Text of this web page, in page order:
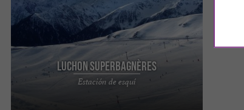
Luchon Superba­gnères
Estación de esquí
Superbagnères en Haute-Garonne, está situado
en el municipio de Saint-Aventin y es accesible